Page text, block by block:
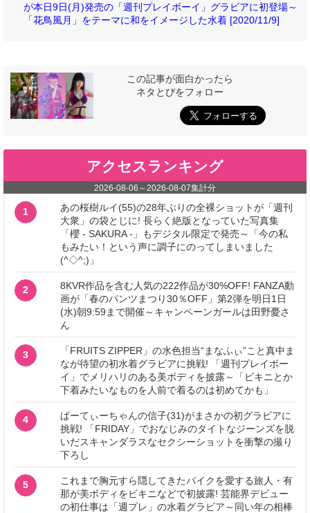
が本日9日(月)発売の「週刊プレイボーイ」グラビアに初登場～
「花鳥風月」をテーマに和をイメージした水着 [2020/11/9]
この記事が面白かったら
ネタとぴをフォロー
アクセスランキング
2026-08-06 ～ 2026-08-07集計分
1
あの桜樹ルイ(55)の28年ぶりの全裸ショットが「週刊
大衆」の袋とじに! 長らく絶版となっていた写真集
「櫻 - SAKURA -」もデジタル限定で発売～「今の私
もみたい！という声に調子にのってしまいました
(^◇^;)」
2
8KVR作品を含む人気の222作品が30%OFF! FANZA動
画が「春のパンツまつり30％OFF」第2弾を明日1日
(水)朝9:59まで開催～キャンペーンガールは田野憂さ
ん
3
「FRUITS ZIPPER」の水色担当“まなふぃ”こと真中ま
なが待望の初水着グラビアに挑戦! 「週刊プレイボー
イ」でメリハリのある美ボディを披露～「ビキニとか
下着みたいなものを人前で着るのは初めてかも」
4
ぱーてぃーちゃんの信子(31)がまさかの初グラビアに
挑戦! 「FRIDAY」でおなじみのタイトなジーンズを脱
いだスキャンダラスなセクシーショットを衝撃の撮り
下ろし
5
これまで胸元すら隠してきたバイクを愛する旅人・有
那が美ボディをビキニなどで初披露! 芸能界デビュー
の初仕事は「週プレ」の水着グラビア～同い年の相棒